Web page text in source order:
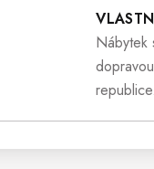
Nábytek
republice.